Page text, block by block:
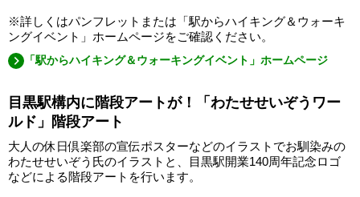
※詳しくはパンフレットまたは「駅からハイキング＆ウォーキ
ングイベント」ホームページをご確認ください。
「駅からハイキング＆ウォーキングイベント」ホームページ
目黒駅構内に階段アートが！「わたせせいぞうワー
ルド」階段アート
大人の休日倶楽部の宣伝ポスターなどのイラストでお馴染みの
わたせせいぞう氏のイラストと、目黒駅開業140周年記念ロゴ
などによる階段アートを行います。